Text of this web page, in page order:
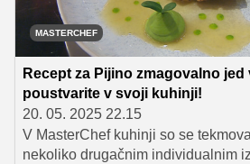
MASTERCHEF
Recept za Pijino zmagovalno jed
poustvarite v svoji kuhinji!
20. 05. 2025 22.15
V MasterChef kuhinji so se
nekoliko drugačnim individualnim